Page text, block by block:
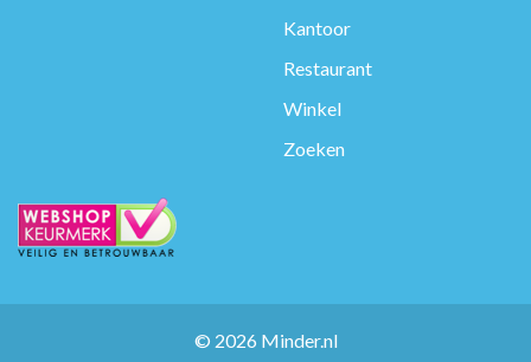
Kantoor
Restaurant
Winkel
Zoeken
© 2026 Minder.nl